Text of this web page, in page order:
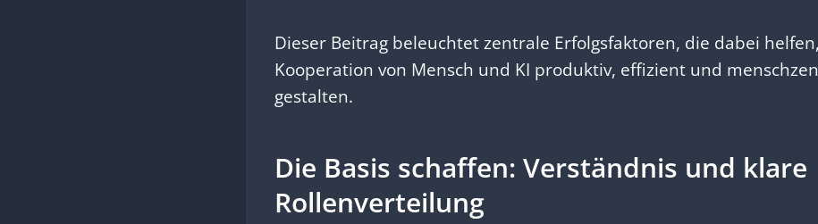
Dieser Beitrag beleuchtet zentrale Erfolgsfaktoren, die dabei
Kooperation von Mensch und KI produktiv, effizient und
gestalten.
Die Basis schaffen: Verständnis und klare
Rollenverteilung